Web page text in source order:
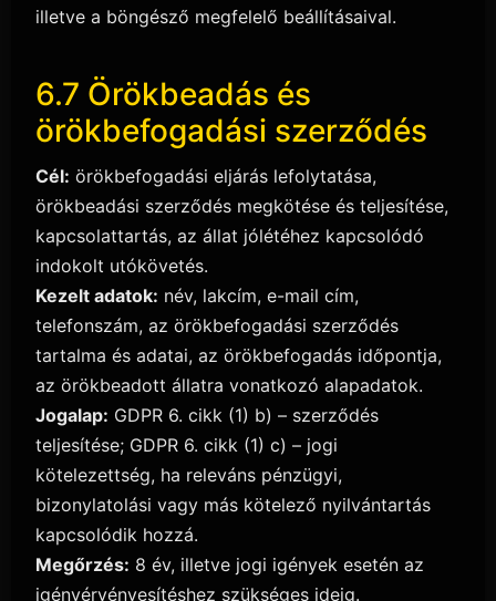
illetve a böngésző megfelelő beállításaival.
6.7 Örökbeadás és
örökbefogadási szerződés
Cél: örökbefogadási eljárás lefolytatása,
örökbeadási szerződés megkötése és teljesítése,
kapcsolattartás, az állat jólétéhez kapcsolódó
indokolt utókövetés.
Kezelt adatok: név, lakcím, e-mail cím,
telefonszám, az örökbefogadási szerződés
tartalma és adatai, az örökbefogadás időpontja,
az örökbeadott állatra vonatkozó alapadatok.
Jogalap: GDPR 6. cikk (1) b) – szerződés
teljesítése; GDPR 6. cikk (1) c) – jogi
kötelezettség, ha releváns pénzügyi,
bizonylatolási vagy más kötelező nyilvántartás
kapcsolódik hozzá.
Megőrzés: 8 év, illetve jogi igények esetén az
igényérvényesítéshez szükséges ideig.